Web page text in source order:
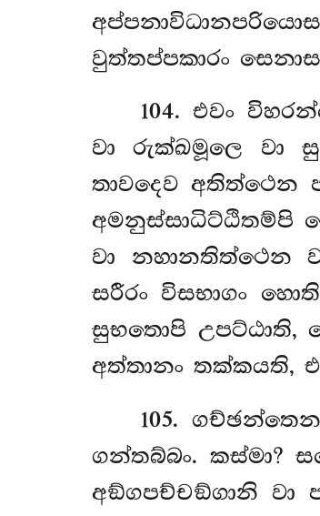
වුත්තප්පකාරං
104. එවං
වා රුක්ඛමූලෙ වා
තාවදෙව අතිත්ථෙන
අමනුස්සාධිට්ඨිතම්පි
වා නහානතිත්ථෙන
සරීරං විසභාගං
සුභතොපි උපට්ඨාති,
අත්තානං තක්කයති,
105. ගච්ඡන්තෙන
ගන්තබ්බං. කස්මා?
අඞ්ගපච්චඞ්ගානි